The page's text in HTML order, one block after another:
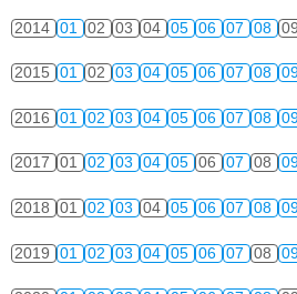
2014 01 02 03 04 05 06 07 08 09
2015 01 02 03 04 05 06 07 08
2016 01 02 03 04 05 06 07 08
2017 01 02 03 04 05 06 07 08
2018 01 02 03 04 05 06 07 08
2019 01 02 03 04 05 06 07 08